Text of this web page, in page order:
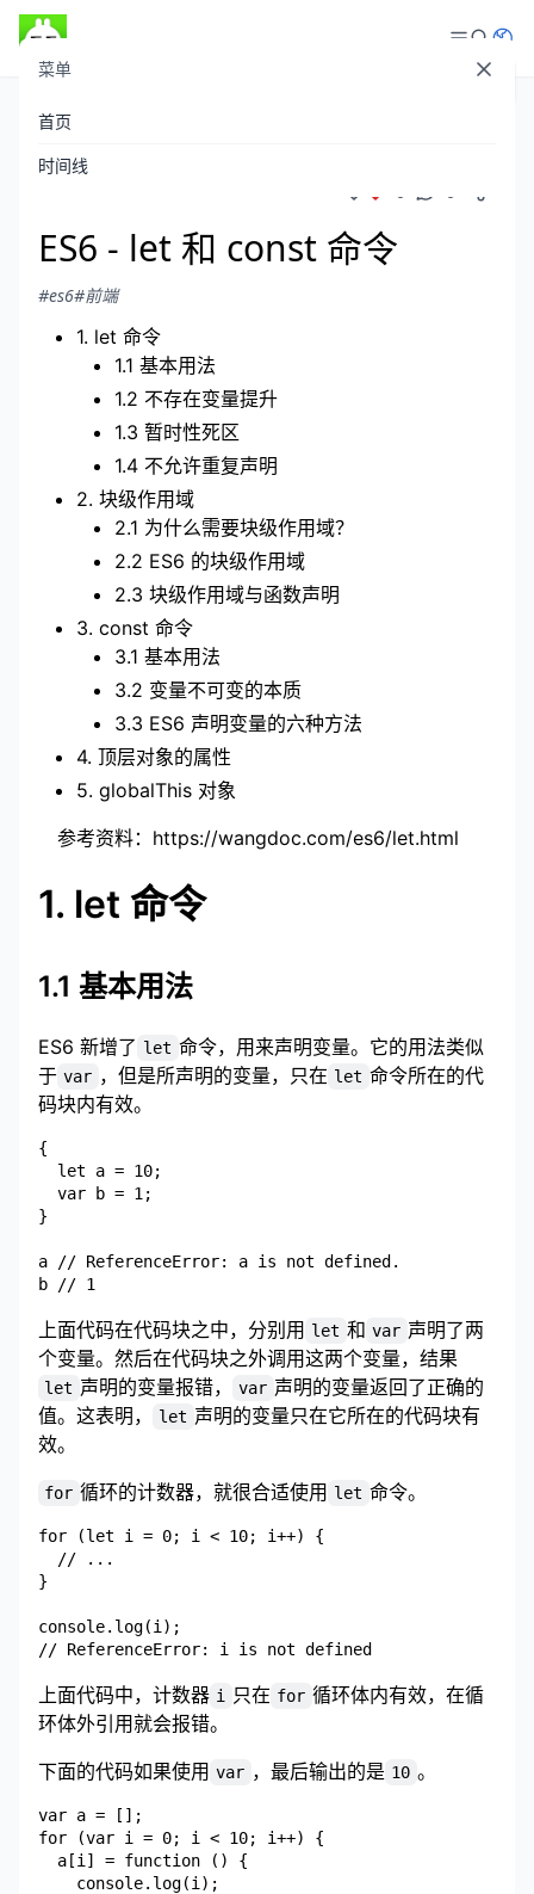
菜单
首页
时间线发布于 2021-07-04
0 0
ES6 - let 和 const 命令
#es6#前端
1. let 命令
1.1 基本用法
1.2 不存在变量提升
1.3 暂时性死区
1.4 不允许重复声明
2. 块级作用域
2.1 为什么需要块级作用域？
2.2 ES6 的块级作用域
2.3 块级作用域与函数声明
3. const 命令
3.1 基本用法
3.2 变量不可变的本质
3.3 ES6 声明变量的六种方法
4. 顶层对象的属性
5. globalThis 对象
参考资料： https://wangdoc.com/es6/let.html
1. let 命令
1.1 基本用法
ES6 新增了 let 命令，用来声明变量。它的用法类似
于 var ，但是所声明的变量，只在 let 命令所在的代
码块内有效。
{
  let a = 10;
  var b = 1;
}
a // ReferenceError: a is not defined.
上面代码在代码块之中，分别用 let 和 var 声明了两
个变量。然后在代码块之外调用这两个变量，结果
let 声明的变量报错， var 声明的变量返回了正确的
值。这表明，
let 声明的变量只在它所在的代码块有
效。
for 循环的计数器，就很合适使用 let 命令。
for (let i = 0; i < 10; i++) {
  // ...
}
console.log(i);
上面代码中，计数器 i 只在 for 循环体内有效，在循
环体外引用就会报错。
下面的代码如果使用 var ，最后输出的是 10 。
var a = [];
for (var i = 0; i < 10; i++) {
  a[i] = function () {
    console.log(i);